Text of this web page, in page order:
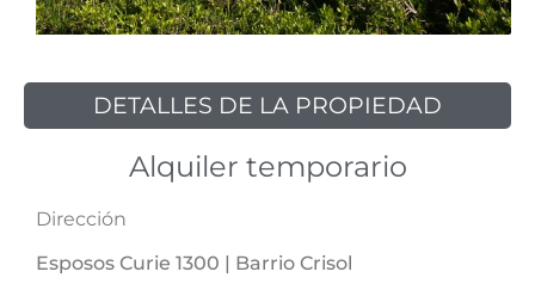
DETALLES DE LA PROPIEDAD
Alquiler temporario
Dirección
Esposos Curie 1300 | Barrio Crisol